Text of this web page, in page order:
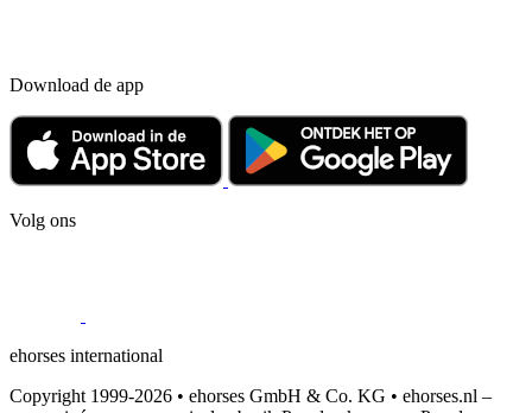
Download de app
Volg ons
ehorses international
Copyright 1999-2026 • ehorses GmbH & Co. KG • ehorses.nl –